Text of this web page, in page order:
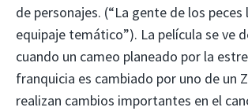
de personajes. (“La gente de los peces
equipaje temático”). La película se ve
cuando un cameo planeado por la
franquicia es cambiado por uno de un
realizan cambios importantes en el